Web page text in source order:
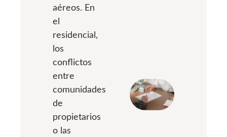
aéreos. En
el
residencial,
los
conflictos
entre
comunidades
de
propietarios
o las